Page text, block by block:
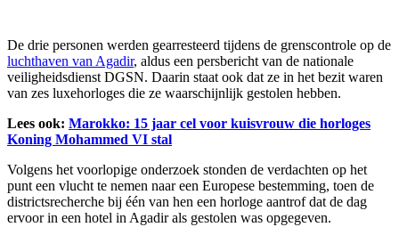
De drie personen werden gearresteerd tijdens de grenscontrole op de
luchthaven van Agadir, aldus een persbericht van de nationale
veiligheidsdienst DGSN. Daarin staat ook dat ze in het bezit waren
van zes luxehorloges die ze waarschijnlijk gestolen hebben.
Lees ook: Marokko: 15 jaar cel voor kuisvrouw die horloges
Koning Mohammed VI stal
Volgens het voorlopige onderzoek stonden de verdachten op het
punt een vlucht te nemen naar een Europese bestemming, toen de
districtsrecherche bij één van hen een horloge aantrof dat de dag
ervoor in een hotel in Agadir als gestolen was opgegeven.